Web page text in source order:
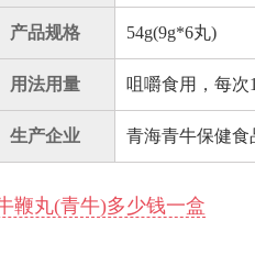
产品规格 54g(9g*6丸)
用法用量 咀嚼食用，每次
生产企业 青海青牛保健食
鞭丸(青牛)多少钱一盒